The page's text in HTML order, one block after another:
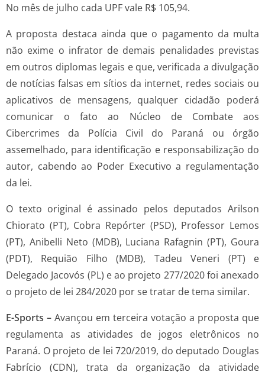
No mês de julho cada UPF vale R$ 105,94.
A proposta destaca ainda que o pagamento da multa
não exime o infrator de demais penalidades previstas
em outros diplomas legais e que, verificada a divulgação
de notícias falsas em sítios da internet, redes sociais ou
aplicativos de mensagens, qualquer cidadão poderá
comunicar o fato ao Núcleo de Combate aos
Cibercrimes da Polícia Civil do Paraná ou órgão
assemelhado, para identificação e responsabilização do
autor, cabendo ao Poder Executivo a regulamentação
da lei.
O texto original é assinado pelos deputados Arilson
Chiorato (PT), Cobra Repórter (PSD), Professor Lemos
(PT), Anibelli Neto (MDB), Luciana Rafagnin (PT), Goura
(PDT), Requião Filho (MDB), Tadeu Veneri (PT) e
Delegado Jacovós (PL) e ao projeto 277/2020 foi anexado
o projeto de lei 284/2020 por se tratar de tema similar.
E-Sports – Avançou em terceira votação a proposta que
regulamenta as atividades de jogos eletrônicos no
Paraná. O projeto de lei 720/2019, do deputado Douglas
Fabrício (CDN), trata da organização da atividade